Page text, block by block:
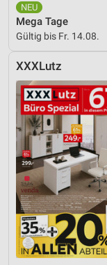
Mega Tage
Gültig bis Fr. 14.08.
XXXLutz
Analyse von
Kombinationen
Quellen
Entwicklung und
Verwendung
Inhalten
IAB-Besonderheiten:
Verwendung
Geräte anhand
Informationen
Nicht-IAB-
Notwendig
Performance